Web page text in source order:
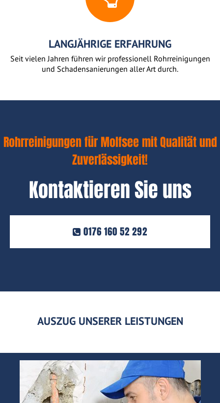
LANGJÄHRIGE ERFAHRUNG
Seit vielen Jahren führen wir professionell Rohrreinigungen
und Schadensanierungen aller Art durch.
Rohrreinigungen für Molfsee mit Qualität und
Zuverlässigkeit!
Kontaktieren Sie uns
0176 160 52 292
AUSZUG UNSERER LEISTUNGEN